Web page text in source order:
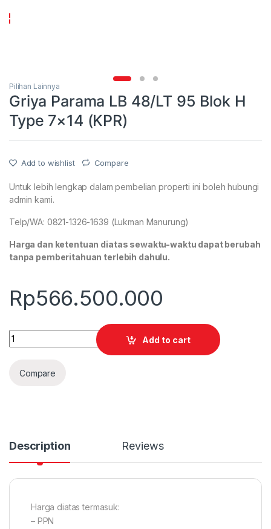
Pilihan Lainnya
Griya Parama LB 48/LT 95 Blok H
Type 7×14 (KPR)
Add to wishlist Compare
Untuk lebih lengkap dalam pembelian properti ini boleh hubungi
admin kami.
Telp/WA: 0821-1326-1639 (Lukman Manurung)
Harga dan ketentuan diatas sewaktu-waktu dapat berubah
tanpa pemberitahuan terlebih dahulu.
Rp566.500.000
Quantity
Add to cart
Compare
Description Reviews
Harga diatas termasuk:
– PPN